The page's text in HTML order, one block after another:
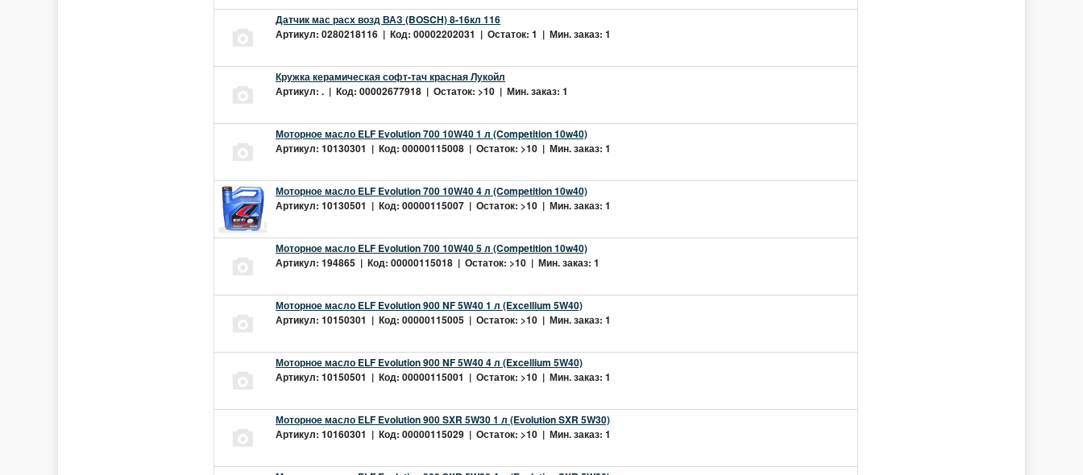
Датчик мас расх возд ВАЗ (BOSCH) 8-16кл 116
Артикул: 0280218116 | Код: 00002202031 | Остаток: 1 | Мин. заказ: 1
Кружка керамическая софт-тач красная Лукойл
Артикул: . | Код: 00002677918 | Остаток: >10 | Мин. заказ: 1
Моторное масло ELF Evolution 700 10W40 1 л (Competition 10w40)
Артикул: 10130301 | Код: 00000115008 | Остаток: >10 | Мин. заказ: 1
Моторное масло ELF Evolution 700 10W40 4 л (Competition 10w40)
Артикул: 10130501 | Код: 00000115007 | Остаток: >10 | Мин. заказ: 1
Моторное масло ELF Evolution 700 10W40 5 л (Competition 10w40)
Артикул: 194865 | Код: 00000115018 | Остаток: >10 | Мин. заказ: 1
Моторное масло ELF Evolution 900 NF 5W40 1 л (Excellium 5W40)
Артикул: 10150301 | Код: 00000115005 | Остаток: >10 | Мин. заказ: 1
Моторное масло ELF Evolution 900 NF 5W40 4 л (Excellium 5W40)
Артикул: 10150501 | Код: 00000115001 | Остаток: >10 | Мин. заказ: 1
Моторное масло ELF Evolution 900 SXR 5W30 1 л (Evolution SXR 5W30)
Артикул: 10160301 | Код: 00000115029 | Остаток: >10 | Мин. заказ: 1